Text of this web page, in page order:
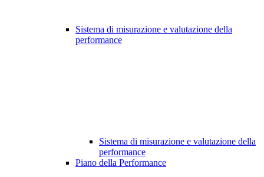
Sistema di misurazione e valutazione della
performance
Sistema di misurazione e valutazione della
performance
Piano della Performance